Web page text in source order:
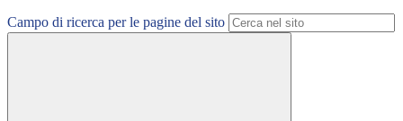
Campo di ricerca per le pagine del sito